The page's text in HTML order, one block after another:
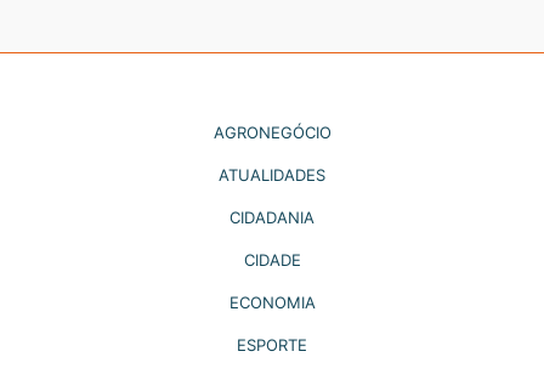
AGRONEGÓCIO
ATUALIDADES
CIDADANIA
CIDADE
ECONOMIA
ESPORTE